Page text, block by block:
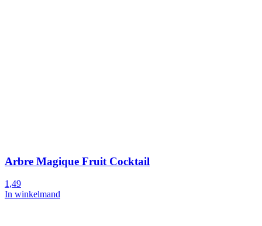
Arbre Magique Fruit Cocktail
1,49
In winkelmand